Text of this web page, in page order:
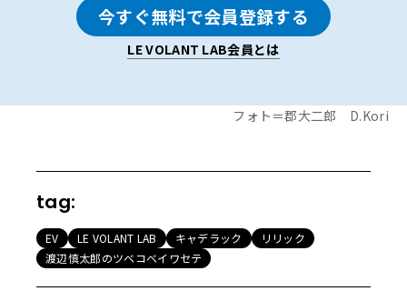
のにEVを買うなんてあり得ないと思っていた自分からする
と、「そんなことが本当に可能なのか？」という疑問をず
っと抱いていた。だから今回の機会は、それを自ら実証試
電器は基本的に30分/1回で、使用時間によって課金される
場合がほとんどなので、だったらできるだけ出力の大きな
充電器を使ったほうがお得だし、何より貴重な30分でバッ
テリー残量を少しでも多く回復したいからだ。
今すぐ無料で会員登録する
LE VOLANT LAB会員とは
フォト＝郡大二郎 D.Kori
tag:
EV LE VOLANT LAB キャデラック
リリック
渡辺慎太郎のツベコベイワセテ